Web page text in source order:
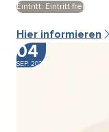
Eintritt: Eintritt frei
Hier informieren
04
SEP. 2026